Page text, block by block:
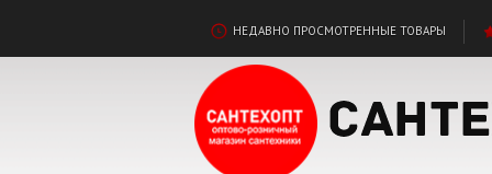
НЕДАВНО ПРОСМОТРЕННЫЕ ТОВАРЫ